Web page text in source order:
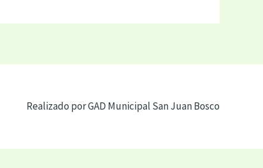
Realizado por GAD Municipal San Juan Bosco